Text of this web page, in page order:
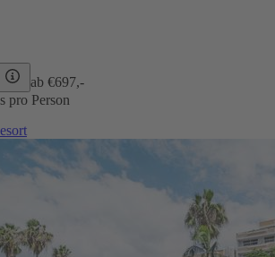
ab €697,-
pro Person